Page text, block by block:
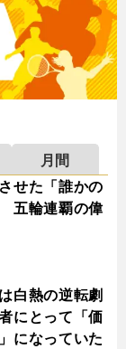
月間
せた「誰かの
五輪連覇の偉
白熱の逆転劇
にとって「価
になっていた